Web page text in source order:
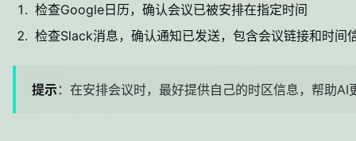
检查Google日历，确认会议已被安排在指定时间
检查Slack消息，确认通知已发送，包含会议链接和时间
提示：在安排会议时，最好提供自己的时区信息，帮助AI